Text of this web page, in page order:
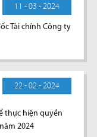
11 - 03 - 2024
Tài chính Công ty
22 - 02 - 2024
thực hiện quyền
2024